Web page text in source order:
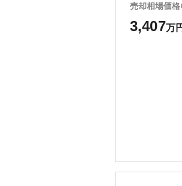
売却相場価格
3,407万